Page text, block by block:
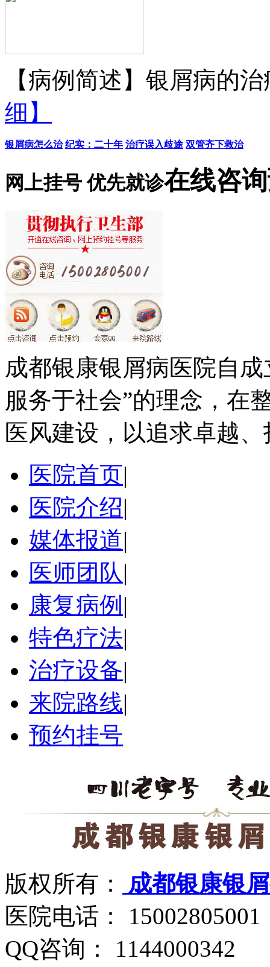
【病例简述】银屑病的
细】
银屑病怎么治 纪实：二十年 治疗误入歧途 双管齐下救治
网上挂号 优先就诊在线咨
成都银康银屑病医院自
服务于社会”的理念，在
医风建设，以追求卓越
医院首页|
医院介绍|
媒体报道|
医师团队|
康复病例 |
特色疗法|
治疗设备|
来院路线|
预约挂号
版权所有：
成都银康银
医院电话： 15002805001
QQ咨询： 1144000342